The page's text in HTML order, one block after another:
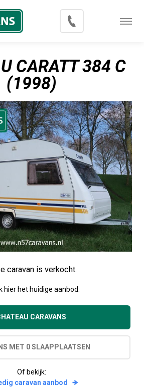
CARATT 384 C
(1998)
caravan is verkocht.
hier het huidige aanbod:
CARAVANS
MET 0 SLAAPPLAATSEN
Of bekijk:
caravan aanbod
Menu